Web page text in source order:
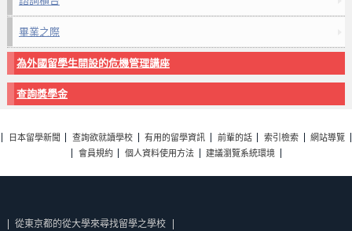
畢業之際
為外國留學生開設的危機管理講座
查詢獎學金
日本留學新聞 查詢欲就讀學校 有用的留學資訊 前輩的話 索引檢索
網站導覽
會員規約
個人資料使用方法 建議瀏覽系統環境
從東京都的從大學來尋找留學之學校